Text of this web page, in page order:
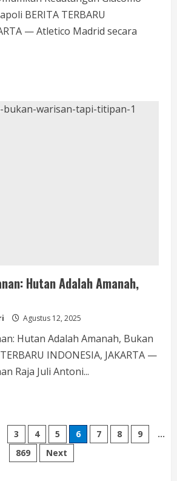
BERITA TERBARU
— Atletico Madrid secara
Hutan Adalah Amanah,
Agustus 12, 2025
Hutan Adalah Amanah, Bukan
INDONESIA, JAKARTA —
Raja Juli Antoni...
3 4 5 6 7 8 9
…
869
Next